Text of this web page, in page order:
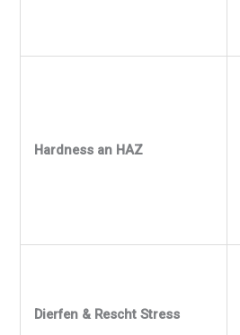
Hardness an HAZ
Dierfen & Rescht Stress